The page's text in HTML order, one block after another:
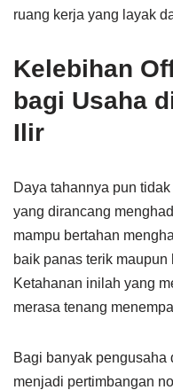
ruang kerja yang layak
Kelebihan
bagi Usaha
Ilir
Daya tahannya pun
yang dirancang
mampu bertahan
baik panas terik
Ketahanan inilah yang
merasa tenang
Bagi banyak pengusaha
menjadi pertimbangan